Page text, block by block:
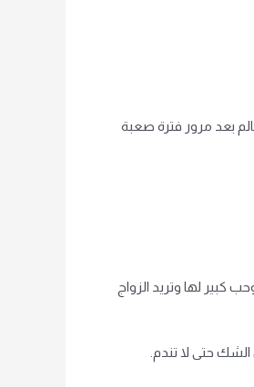
بعد مرور فترة صعبة
كبير لها وتريد الزواج
الشك حتى لا تندم.